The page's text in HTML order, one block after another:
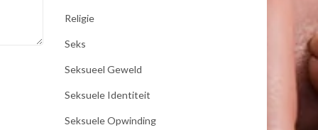
Religie
Seks
Seksueel Geweld
Seksuele Identiteit
Seksuele Opwinding